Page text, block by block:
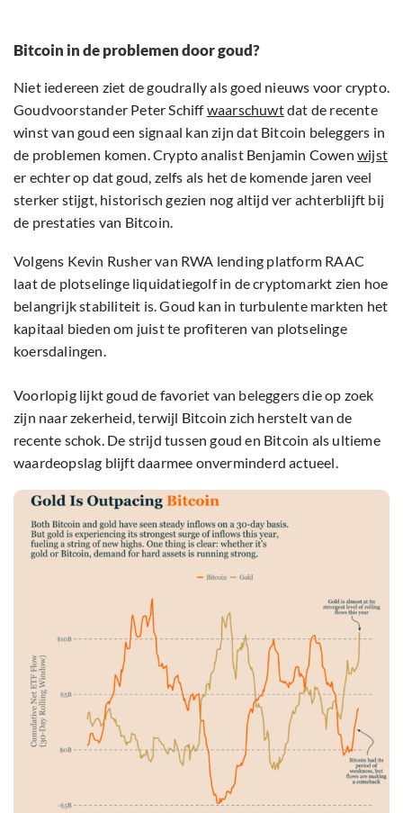
Bitcoin in de problemen door goud?
Niet iedereen ziet de goudrally als goed nieuws voor crypto.
Goudvoorstander Peter Schiffwaarschuwtdat de recente
winst van goud een signaal kan zijn dat Bitcoin beleggers in
de problemen komen. Crypto analist Benjamin Cowenwijst
er echter op dat goud, zelfs als het de komende jaren veel
sterker stijgt, historisch gezien nog altijd ver achterblijft bij
de prestaties van Bitcoin.
Volgens Kevin Rusher van RWA lending platform RAAC
laat de plotselinge liquidatiegolf in de cryptomarkt zien hoe
belangrijk stabiliteit is. Goud kan in turbulente markten het
kapitaal bieden om juist te profiteren van plotselinge
koersdalingen.
Voorlopig lijkt goud de favoriet van beleggers die op zoek
zijn naar zekerheid, terwijl Bitcoin zich herstelt van de
recente schok. De strijd tussen goud en Bitcoin als ultieme
waardeopslag blijft daarmee onverminderd actueel.